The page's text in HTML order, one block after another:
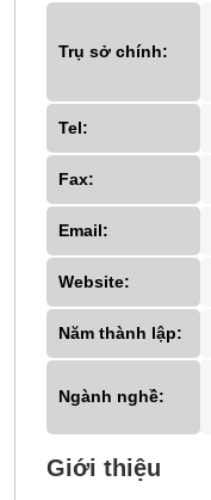
Trụ sở chính:
Tel:
Fax:
Email:
Website:
Năm thành lập:
Ngành nghề:
Giới thiệu